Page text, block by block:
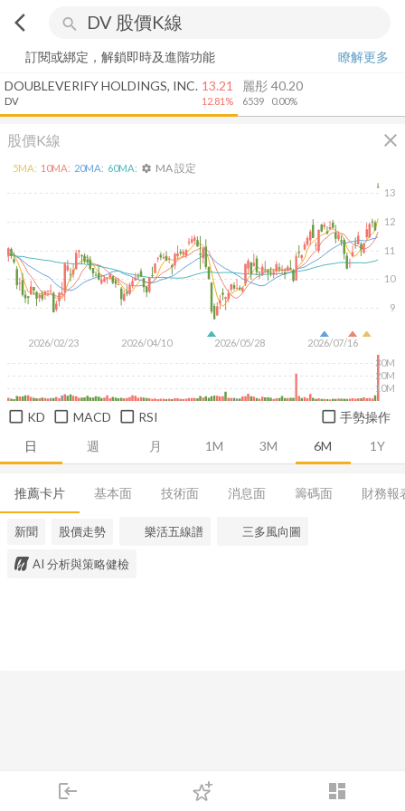
arrow_back_ios search
login dashboard
下單
訂閱或綁定，解鎖即時及進階功能
瞭解更多
DOUBLEVERIFY HOLDINGS, INC.
DV
13.21
12.81%
麗彤
6539
40.20
0.00%
股價K線 close
日 週 月 1M 3M 6M 1Y
2026/02/23 2026/04/10 2026/05/28 2026/07/16
9
10
11
12
13
10M
20M
30M
5MA: 10MA: 20MA: 60MA: settings MA 設定
KD MACD RSI 手勢操作
推薦卡片 基本面 技術面 消息面 籌碼面 財務報
新聞 股價走勢 樂活五線譜 三多風向圖
AI 分析與策略健檢